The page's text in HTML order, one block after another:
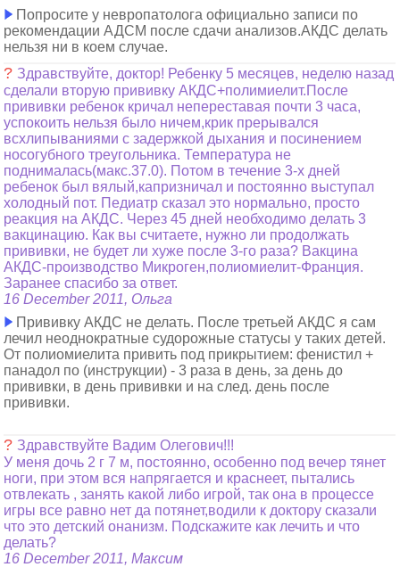
Попросите у невропатолога официально записи по
рекомендации АДСМ после сдачи анализов.АКДС делать
нельзя ни в коем случае.
? Здравствуйте, доктор! Ребенку 5 месяцев, неделю назад
сделали вторую прививку АКДС+полимиелит.После
прививки ребенок кричал непереставая почти 3 часа,
успокоить нельзя было ничем,крик прерывался
всхлипываниями с задержкой дыхания и посинением
носогубного треугольника. Температура не
поднималась(макс.37.0). Потом в течение 3-х дней
ребенок был вялый,капризничал и постоянно выступал
холодный пот. Педиатр сказал это нормально, просто
реакция на АКДС. Через 45 дней необходимо делать 3
вакцинацию. Как вы считаете, нужно ли продолжать
прививки, не будет ли хуже после 3-го раза? Вакцина
АКДС-производство Микроген,полиомиелит-Франция.
Заранее спасибо за ответ.
16 December 2011, Ольга
Прививку АКДС не делать. После третьей АКДС я сам
лечил неоднократные судорожные статусы у таких детей.
От полиомиелита привить под прикрытием: фенистил +
панадол по (инструкции) - 3 раза в день, за день до
прививки, в день прививки и на след. день после
прививки.
? Здравствуйте Вадим Олегович!!!
У меня дочь 2 г 7 м, постоянно, особенно под вечер тянет
ноги, при этом вся напрягается и краснеет, пытались
отвлекать , занять какой либо игрой, так она в процессе
игры все равно нет да потянет,водили к доктору сказали
что это детский онанизм. Подскажите как лечить и что
делать?
16 December 2011, Максим